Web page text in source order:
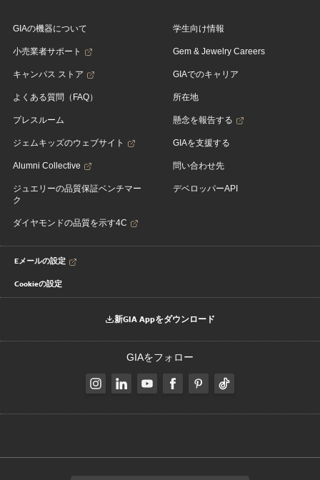
GIAの機器について
小売業者サポート
キャンパス ストア
よくある質問（FAQ）
プレスルーム
ジェムキッズのウェブサイト
Alumni Collective
ジュエリーの品質保証ベンチマー
ク
ダイヤモンドの品質を示す4C
学生向け情報
Gem & Jewelry Careers
GIAでのキャリア
所在地
懸念を報告する
GIAを支援する
問い合わせ先
デベロッパーAPI
Eメールの設定
Cookieの設定
新GIA Appをダウンロード
GIAをフォロー